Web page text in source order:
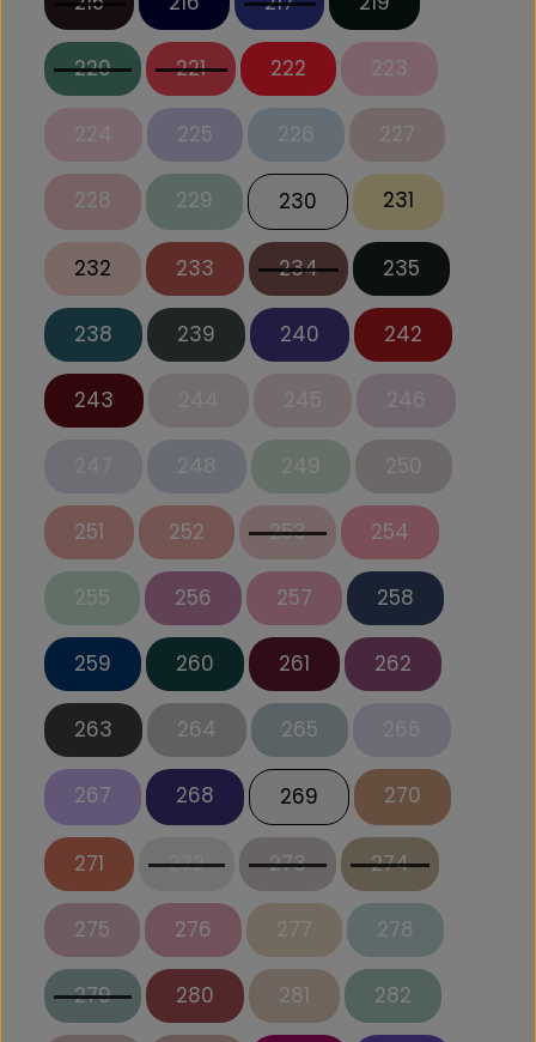
220 221 222 223
224 225 226 227
228 229 230 231
232 233 234 235
238 239 240 242
243 246
249 250
251 252 253 254
255 256 257 258
259 260 261 262
263 264 265
267 268 269 270
271 272 273 274
275 276 277 278
279 280 281 282